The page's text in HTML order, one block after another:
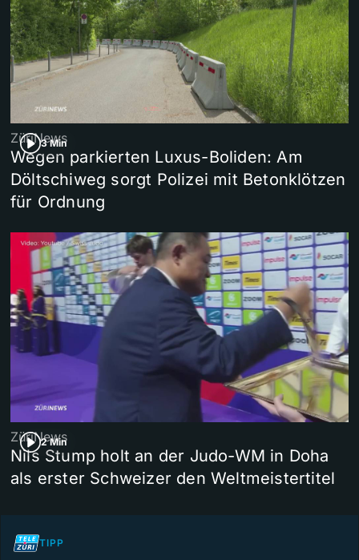
3 Min
ZüriNews
Wegen parkierten Luxus-Boliden: Am
Döltschiweg sorgt Polizei mit Betonklötzen
für Ordnung
2 Min
ZüriNews
Nils Stump holt an der Judo-WM in Doha
als erster Schweizer den Weltmeistertitel
TIPP